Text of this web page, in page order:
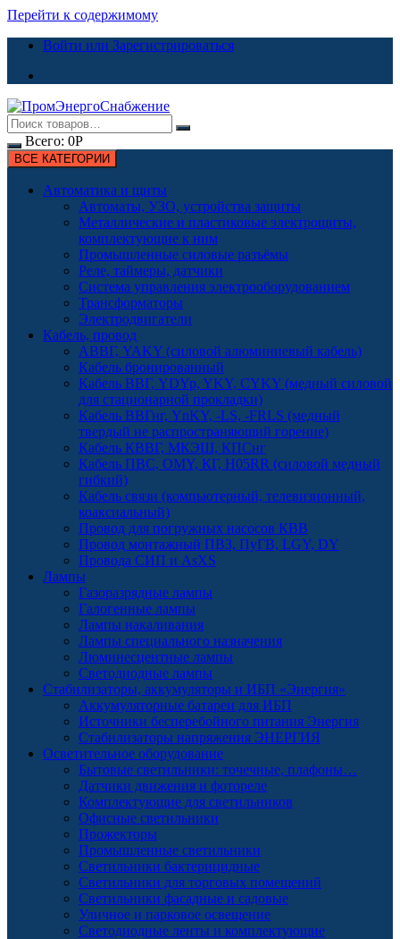
Перейти к содержимому
Войти или Зарегистрироваться
Всего: 0Р
ВСЕ КАТЕГОРИИ
Автоматика и щиты
Автоматы, УЗО, устройства защиты
Металлические и пластиковые электрощиты,
комплектующие к ним
Промышленные силовые разъёмы
Реле, таймеры, датчики
Система управления электрооборудованием
Трансформаторы
Электродвигатели
Кабель, провод
АВВГ, YAKY (силовой алюминиевый кабель)
Кабель бронированный
Кабель ВВГ, YDYp, YKY, CYKY (медный силовой
для стационарной прокладки)
Кабель ВВГнг, YnKY, -LS, -FRLS (медный
твердый не распространяющий горение)
Кабель КВВГ, МКЭШ, КПСнг
Кабель ПВС, OMY, КГ, H05RR (силовой медный
гибкий)
Кабель связи (компьютерный, телевизионный,
коаксиальный)
Провод для погружных насосов КВВ
Провод монтажный ПВЗ, ПуГВ, LGY, DY
Провода СИП и AsXS
Лампы
Газоразрядные лампы
Галогенные лампы
Лампы накаливания
Лампы специального назначения
Люминесцентные лампы
Светодиодные лампы
Стабилизаторы, аккумуляторы и ИБП «Энергия»
Аккумуляторные батареи для ИБП
Источники бесперебойного питания Энергия
Стабилизаторы напряжения ЭНЕРГИЯ
Осветительное оборудование
Бытовые светильники: точечные, плафоны…
Датчики движения и фотореле
Комплектующие для светильников
Офисные светильники
Прожекторы
Промышленные светильники
Светильники бактерицидные
Светильники для торговых помещений
Светильники фасадные и садовые
Уличное и парковое освещение
Светодиодные ленты и комплектующие